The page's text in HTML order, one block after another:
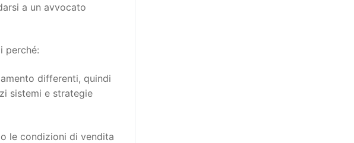
a un avvocato
perché:
differenti, quindi
sistemi e strategie
le condizioni di vendita